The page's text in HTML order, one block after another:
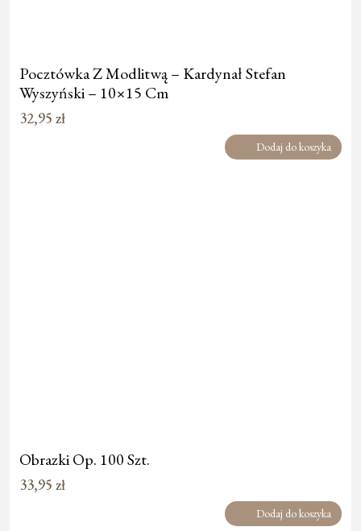
Pocztówka Z Modlitwą – Kardynał Stefan
Wyszyński – 10×15 Cm
32,95 zł
Dodaj do koszyka
Obrazki Op. 100 Szt.
33,95 zł
Dodaj do koszyka